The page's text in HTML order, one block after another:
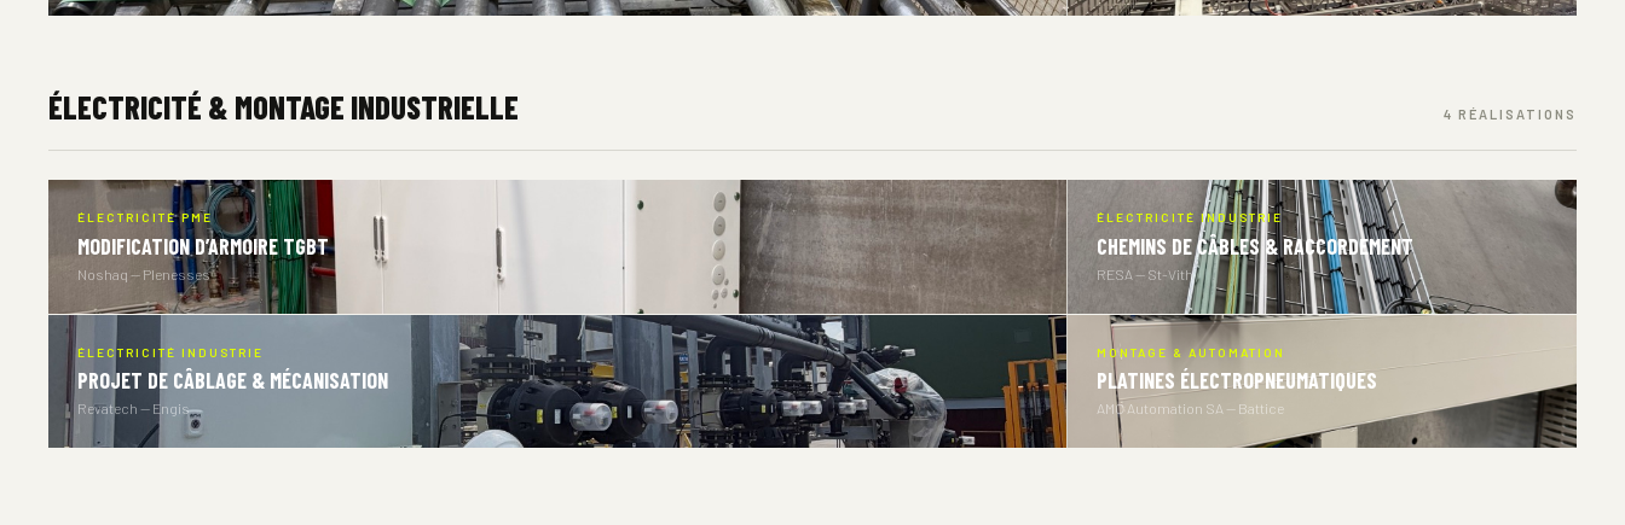
ÉLECTRICITÉ & MONTAGE INDUSTRIELLE 4 RÉALISATIONS
ÉLECTRICITÉ PME
MODIFICATION D’ARMOIRE TGBT
Noshaq — Plenesses
ÉLECTRICITÉ INDUSTRIE
CHEMINS DE CÂBLES & RACCORDEMENT
RESA — St-Vith
ÉLECTRICITÉ INDUSTRIE
PROJET DE CÂBLAGE & MÉCANISATION
Revatech — Engis
MONTAGE & AUTOMATION
PLATINES ÉLECTROPNEUMATIQUES
AMC Automation SA — Battice